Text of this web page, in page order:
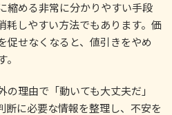
縮める非常に分かりやすい手段
耗しやすい方法でもあります。価
促せなくなると、値引きをやめ
理由で「動いても大丈夫だ」
断に必要な情報を整理し、不安を